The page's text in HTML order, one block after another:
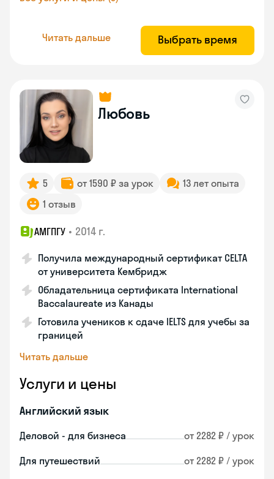
Читать дальше Выбрать время
Любовь
5 от 1590 ₽ за урок
13 лет опыта
1 отзыв
АМГПГУ • 2014 г.
Получила международный сертификат CELTA
от университета Кембридж
Обладательница сертификата International
Baccalaureate из Канады
Готовила учеников к сдаче IELTS для учебы за
границей
Читать дальше
Услуги и цены
Английский язык
Деловой - для бизнеса от 2282 ₽ / урок
Для путешествий от 2282 ₽ / урок